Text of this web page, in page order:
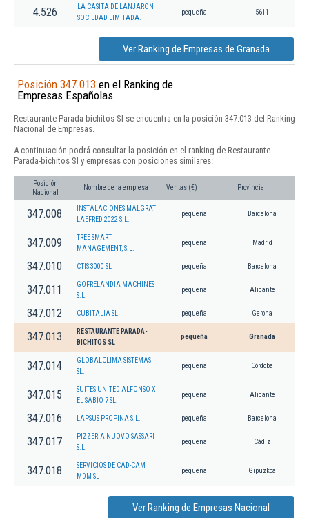
4.526
LA CASITA DE LANJARON
SOCIEDAD LIMITADA.
pequeña 5611
Ver Ranking de Empresas de Granada
Posición 347.013 en el Ranking de
Empresas Españolas
Restaurante Parada-bichitos Sl se encuentra en la posición 347.013 del Ranking
Nacional de Empresas.
A continuación podrá consultar la posición en el ranking de Restaurante
Parada-bichitos Sl y empresas con posiciones similares:
Posición
Nacional
Nombre de la empresa Ventas (€) Provincia
347.008
INSTALACIONES MALGRAT
LAEFRED 2022 S.L.
pequeña Barcelona
347.009
TREE SMART
MANAGEMENT, S.L.
pequeña Madrid
347.010 CTIS 3000 SL pequeña Barcelona
347.011
GOFRELANDIA MACHINES
S.L.
pequeña Alicante
347.012 CUBITALIA SL pequeña Gerona
347.013
RESTAURANTE PARADA-
BICHITOS SL
pequeña Granada
347.014
GLOBALCLIMA SISTEMAS
SL.
pequeña Córdoba
347.015
SUITES UNITED ALFONSO X
EL SABIO 7 SL.
pequeña Alicante
347.016 LAPSUS PROPINA S.L. pequeña Barcelona
347.017
PIZZERIA NUOVO SASSARI
S.L.
pequeña Cádiz
347.018
SERVICIOS DE CAD-CAM
MDM SL
pequeña Gipuzkoa
Ver Ranking de Empresas Nacional